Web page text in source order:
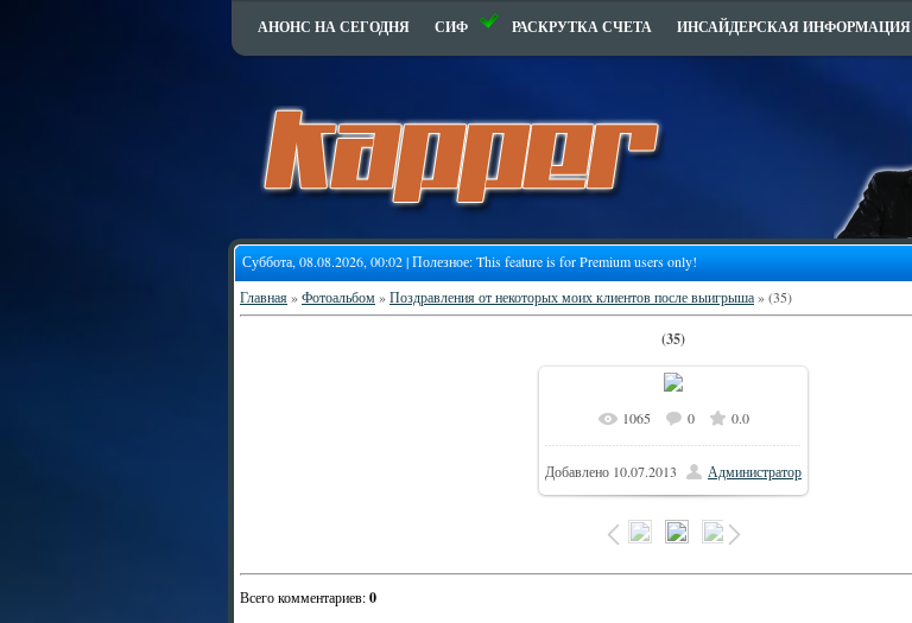
АНОНС НА СЕГОДНЯ СИФ РАСКРУТКА СЧЕТА ИНСАЙДЕРСКАЯ ИНФОРМАЦИЯ
Суббота, 08.08.2026, 00:02 | Полезное:This feature is for Premium users only!
Главная»Фотоальбом»Поздравления от некоторых моих клиентов после выигрыша» (35)
(35)
1065 0 0.0
Добавлено 10.07.2013 Администратор
Всего комментариев:0